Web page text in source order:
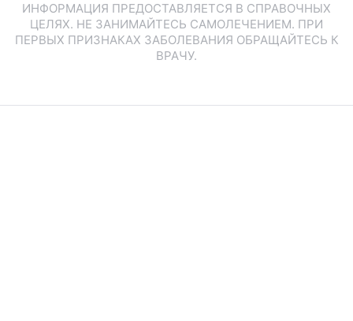
ИНФОРМАЦИЯ ПРЕДОСТАВЛЯЕТСЯ В СПРАВОЧНЫХ
ЦЕЛЯХ. НЕ ЗАНИМАЙТЕСЬ САМОЛЕЧЕНИЕМ. ПРИ
ПЕРВЫХ ПРИЗНАКАХ ЗАБОЛЕВАНИЯ ОБРАЩАЙТЕСЬ К
ВРАЧУ.